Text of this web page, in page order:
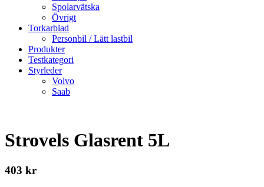
Spolarvätska
Övrigt
Torkarblad
Personbil / Lätt lastbil
Produkter
Testkategori
Styrleder
Volvo
Saab
Strovels Glasrent 5L
403 kr